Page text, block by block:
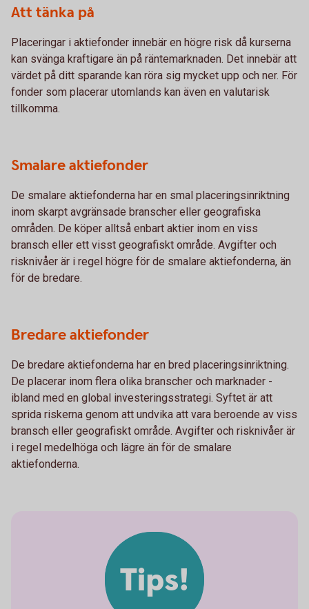
Att tänka på
Placeringar i aktiefonder innebär en högre risk då kurserna
kan svänga kraftigare än på räntemarknaden. Det innebär att
värdet på ditt sparande kan röra sig mycket upp och ner. För
fonder som placerar utomlands kan även en valutarisk
tillkomma.
Smalare aktiefonder
De smalare aktiefonderna har en smal placeringsinriktning
inom skarpt avgränsade branscher eller geografiska
områden. De köper alltså enbart aktier inom en viss
bransch eller ett visst geografiskt område. Avgifter och
risknivåer är i regel högre för de smalare aktiefonderna, än
för de bredare.
Bredare aktiefonder
De bredare aktiefonderna har en bred placeringsinriktning.
De placerar inom flera olika branscher och marknader -
ibland med en global investeringsstrategi. Syftet är att
sprida riskerna genom att undvika att vara beroende av viss
bransch eller geografiskt område. Avgifter och risknivåer är
i regel medelhöga och lägre än för de smalare
aktiefonderna.
Tips!